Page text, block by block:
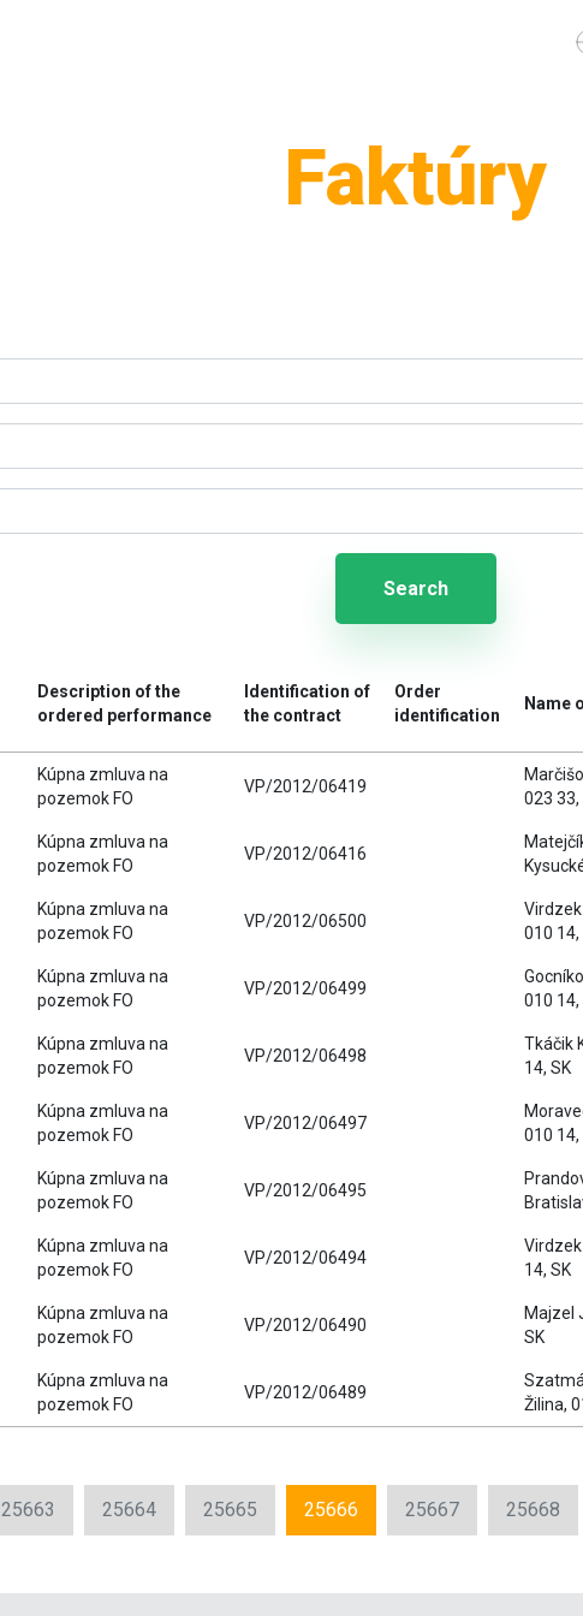
Faktúry
Search
Description of the
ordered performance
Identification of
the contract
Order
identification
Name
Kúpna zmluva na
pozemok FO
VP/2012/06419
023 33,
Kúpna zmluva na
pozemok FO
VP/2012/06416
Kúpna zmluva na
pozemok FO
VP/2012/06500
010 14,
Kúpna zmluva na
pozemok FO
VP/2012/06499
010 14,
Kúpna zmluva na
pozemok FO
VP/2012/06498
Tkáčik
14, SK
Kúpna zmluva na
pozemok FO
VP/2012/06497
010 14,
Kúpna zmluva na
pozemok FO
VP/2012/06495
Kúpna zmluva na
pozemok FO
VP/2012/06494
14, SK
Kúpna zmluva na
pozemok FO
VP/2012/06490
Majzel
SK
Kúpna zmluva na
pozemok FO
VP/2012/06489
Žilina,
25663 25664 25665 25666 25667 25668